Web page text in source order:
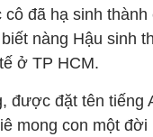
cô đã hạ sinh thành
nàng Hậu sinh
ở TP HCM.
được đặt tên tiếng
mong con một